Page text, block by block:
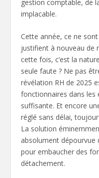
gestion comptable, de
implacable.
Cette année, ce ne
justifient à nouveau de
cette fois, c’est la
seule faute ? Ne pas
révélation RH de 2025
fonctionnaires dans les
suffisante. Et encore
réglé sans délai,
La solution
absolument dépourvue
pour embaucher des
détachement.